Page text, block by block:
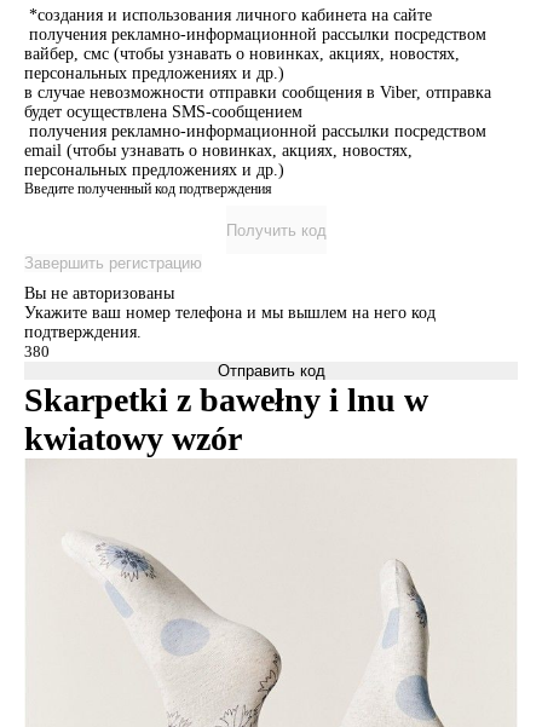
*создания и использования личного кабинета на сайте
получения рекламно-информационной рассылки посредством
вайбер, смс (чтобы узнавать о новинках, акциях, новостях,
персональных предложениях и др.)
в случае невозможности отправки сообщения в Viber, отправка
будет осуществлена SMS-сообщением
получения рекламно-информационной рассылки посредством
email (чтобы узнавать о новинках, акциях, новостях,
персональных предложениях и др.)
Введите полученный код подтверждения
Получить код
Завершить регистрацию
Вы не авторизованы
Укажите ваш номер телефона и мы вышлем на него код
подтверждения.
Отправить код
Skarpetki z bawełny i lnu w
kwiatowy wzór